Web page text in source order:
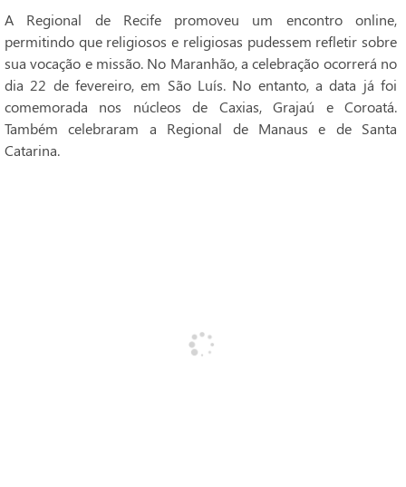
A Regional de Recife promoveu um encontro online,
permitindo que religiosos e religiosas pudessem refletir sobre
sua vocação e missão. No Maranhão, a celebração ocorrerá no
dia 22 de fevereiro, em São Luís. No entanto, a data já foi
comemorada nos núcleos de Caxias, Grajaú e Coroatá.
Também celebraram a Regional de Manaus e de Santa
Catarina.